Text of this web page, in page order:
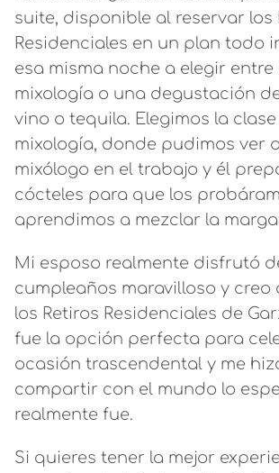
suite, disponible al reservar los
Residenciales en un plan todo
esa misma noche a elegir
mixología o una degustación
vino o tequila. Elegimos la
mixología, donde pudimos ver
mixólogo en el trabajo y él
cócteles para que los
aprendimos a mezclar la
Mi esposo realmente disfrutó
cumpleaños maravilloso y creo
los Retiros Residenciales de
fue la opción perfecta para
ocasión trascendental y me
compartir con el mundo lo
realmente fue.
Si quieres tener la mejor